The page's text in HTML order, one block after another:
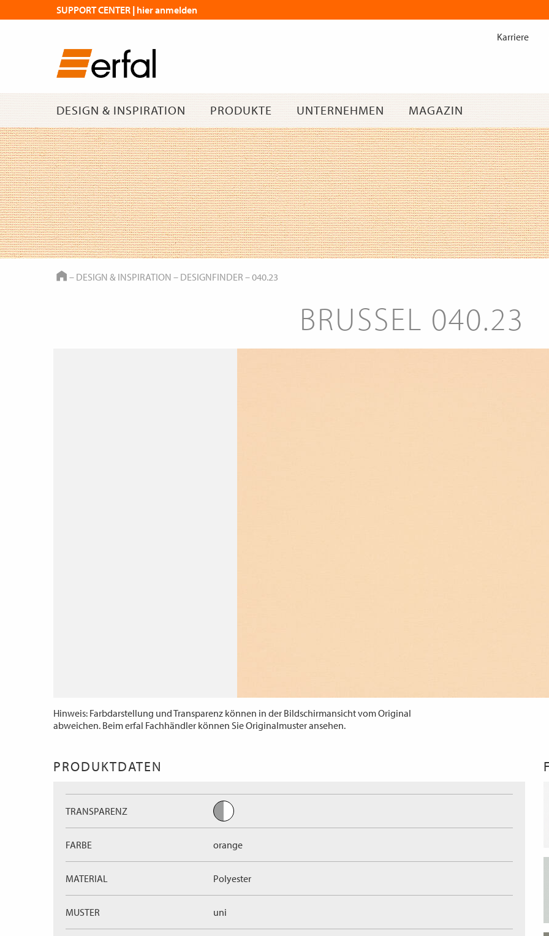
Inhalt
DESIGN & INSPIRATION PRODUKTE UNTERNEHMEN MAGAZIN
Karriere
SUPPORT CENTER | hier anmelden
HOME
– DESIGN & INSPIRATION – DESIGNFINDER –040.23
BRUSSEL 040.23
Hinweis: Farbdarstellung und Transparenz können in der Bildschirmansicht vom Original
abweichen. Beim erfal Fachhändler können Sie Originalmuster ansehen.
PRODUKTDATEN
TRANSPARENZ
FARBE orange
MATERIAL Polyester
MUSTER uni